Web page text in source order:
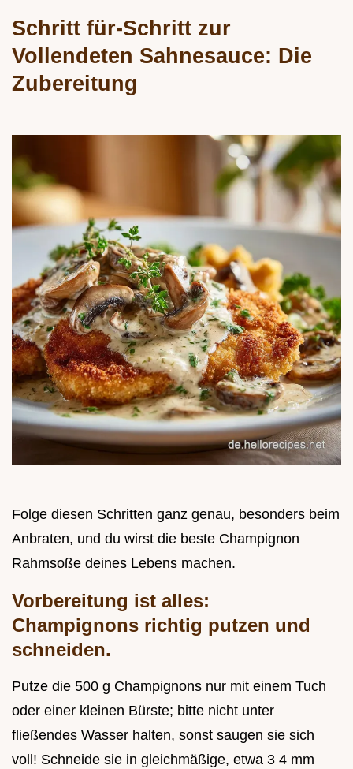
Schritt für-Schritt zur
Vollendeten Sahnesauce: Die
Zubereitung
Folge diesen Schritten ganz genau, besonders beim
Anbraten, und du wirst die beste Champignon
Rahmsoße deines Lebens machen.
Vorbereitung ist alles:
Champignons richtig putzen und
schneiden.
Putze die 500 g Champignons nur mit einem Tuch
oder einer kleinen Bürste; bitte nicht unter
fließendes Wasser halten, sonst saugen sie sich
voll! Schneide sie in gleichmäßige, etwa 3 4 mm